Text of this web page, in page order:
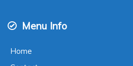
Menu Info
Home